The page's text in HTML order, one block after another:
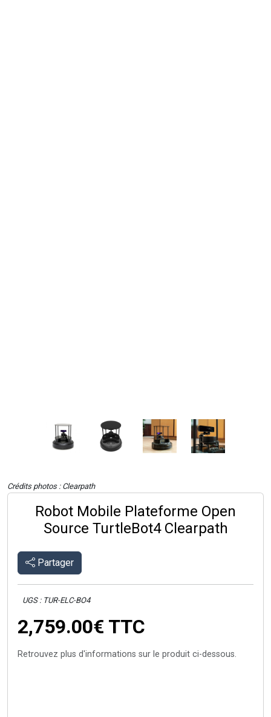
Crédits photos : Clearpath
Robot Mobile Plateforme Open
Source TurtleBot4 Clearpath
Partager
UGS : TUR-ELC-BO4
2,759.00€ TTC
Retrouvez plus d'informations sur le produit ci-dessous.